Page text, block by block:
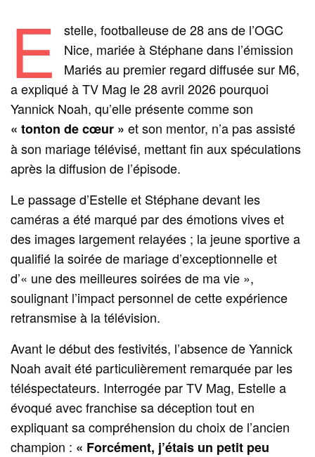
E
stelle, footballeuse de 28 ans de l’OGC
Nice, mariée à Stéphane dans l’émission
Mariés au premier regard diffusée sur M6,
a expliqué à TV Mag le 28 avril 2026 pourquoi
Yannick Noah, qu’elle présente comme son
« tonton de cœur » et son mentor, n’a pas assisté
à son mariage télévisé, mettant fin aux spéculations
après la diffusion de l’épisode.
Le passage d’Estelle et Stéphane devant les
caméras a été marqué par des émotions vives et
des images largement relayées ; la jeune sportive a
qualifié la soirée de mariage d’exceptionnelle et
d’« une des meilleures soirées de ma vie »,
soulignant l’impact personnel de cette expérience
retransmise à la télévision.
Avant le début des festivités, l’absence de Yannick
Noah avait été particulièrement remarquée par les
téléspectateurs. Interrogée par TV Mag, Estelle a
évoqué avec franchise sa déception tout en
expliquant sa compréhension du choix de l’ancien
champion : « Forcément, j’étais un petit peu